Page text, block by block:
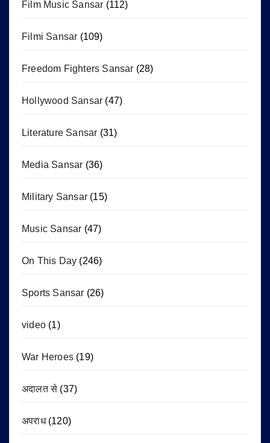
Film Music Sansar (112)
Filmi Sansar (109)
Freedom Fighters Sansar (28)
Hollywood Sansar (47)
Literature Sansar (31)
Media Sansar (36)
Military Sansar (15)
Music Sansar (47)
On This Day (246)
Sports Sansar (26)
video (1)
War Heroes (19)
अदालत से (37)
अपराध(120)